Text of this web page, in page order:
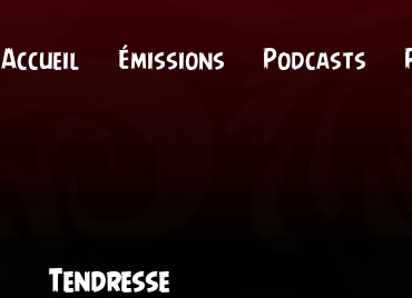
Accueil Émissions Podcasts
Tendresse